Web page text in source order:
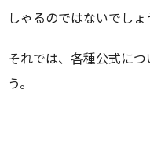
しゃるのではないでしょ
それでは、各種公式に
う。